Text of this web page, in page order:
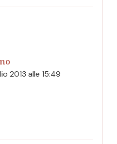
2013 alle 15:49